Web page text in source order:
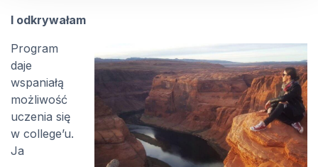
I odkrywałam
Program
daje
wspaniałą
możliwość
uczenia się
w college’u.
Ja